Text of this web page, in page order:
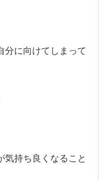
分に向けてしまって
気持ち良くなること